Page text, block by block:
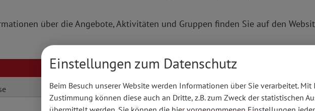
über die Angebote, Aktivitäten und Gruppen finden Sie auf den
Suchbegriff
Einstellungen zum Datenschutz
Beim Besuch unserer Website werden Informationen über Sie verarbeitet. Mit
Zustimmung können diese auch an Dritte, z.B. zum Zweck der statistischen